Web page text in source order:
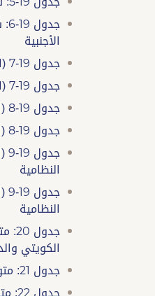
الأجنبية
جدول 19-7 (الجزء الأول): شركات الإستثمار : الحسابات النظامية
جدول 19-7 (الجزء الثاني): شركات الإستثمار : الحسابات النظامية
جدول 19-8 (الجزء الأول): شركات الاستثمار التقليدية : الحسابات النظامية
جدول 19-8 (الجزء الثاني): شركات الاستثمار التقليدية : الحسابات النظامية
النظامية
النظامية
الكويتي
جدول 21: متوسط أسعار الفائدة المعلنة على الودائع المتبادلة بالدينار الكويتي فيما بين البنوك المحلية